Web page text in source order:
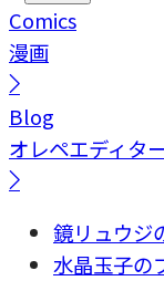
Comics
漫画
Blog
オレペエディタ
鏡リュウジ
水晶玉子の